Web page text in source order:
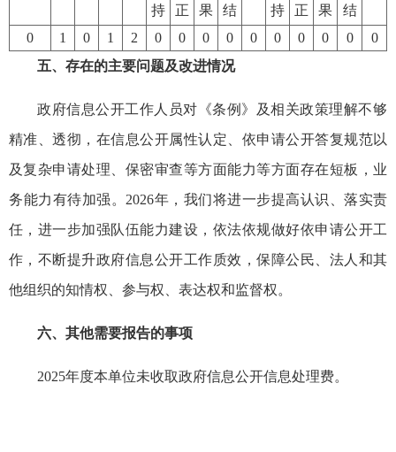
持
正
果
结
持
正
果
结
0 1 0 1 2 0 0 0 0 0 0 0 0 0
0
五、存在的主要问题及改进情况
政府信息公开工作人员对《条例》及相关政策理解不够
精准、透彻，在信息公开属性认定、依申请公开答复规范以
及复杂申请处理、保密审查等方面能力等方面存在短板，业
务能力有待加强。2026年，我们将进一步提高认识、落实责
任，进一步加强队伍能力建设，依法依规做好依申请公开工
作，不断提升政府信息公开工作质效，保障公民、法人和其
他组织的知情权、参与权、表达权和监督权。
六、其他需要报告的事项
2025年度本单位未收取政府信息公开信息处理费。